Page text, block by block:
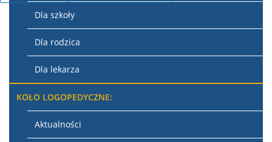
Dla szkoły
Dla rodzica
Dla lekarza
KOŁO LOGOPEDYCZNE:
Aktualności